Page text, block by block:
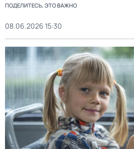
ПОДЕЛИТЕСЬ, ЭТО ВАЖНО
08.06.2026 15:30